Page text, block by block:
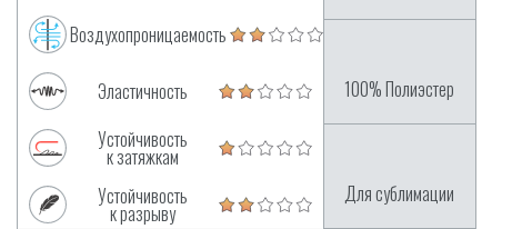
Воздухопроницаемость
Эластичность
Устойчивость
к затяжкам
Устойчивость
к разрыву
100% Полиэстер
Для сублимации